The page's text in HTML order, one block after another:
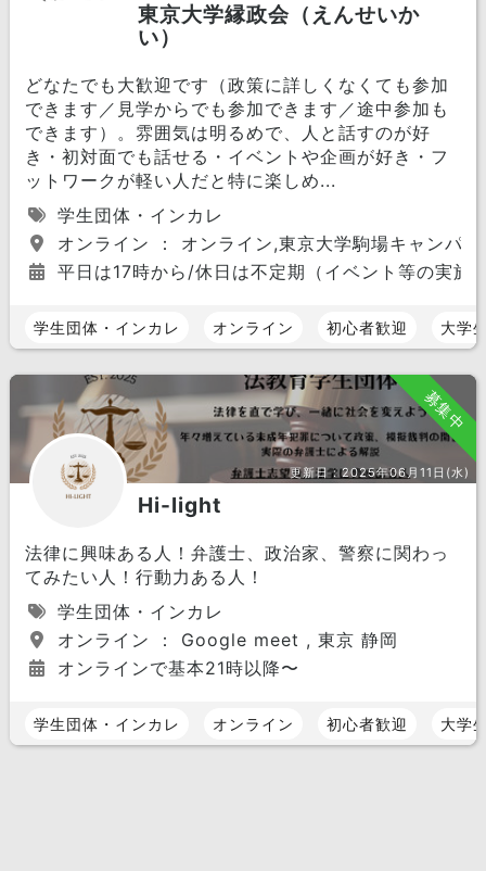
東京大学縁政会（えんせいか
い）
どなたでも大歓迎です（政策に詳しくなくても参加
できます／見学からでも参加できます／途中参加も
できます）。雰囲気は明るめで、人と話すのが好
き・初対面でも話せる・イベントや企画が好き・フ
ットワークが軽い人だと特に楽しめ...
学生団体・インカレ
オンライン ： オンライン,東京大学駒場キャンパ
平日は17時から/休日は不定期（イベント等の実施
学生団体・インカレ オンライン 初心者歓迎 大学
募集中
更新日：2025年06月11日(水)
Hi-light
法律に興味ある人！弁護士、政治家、警察に関わっ
てみたい人！行動力ある人！
学生団体・インカレ
オンライン ： Google meet , 東京 静岡
オンラインで基本21時以降〜
学生団体・インカレ オンライン 初心者歓迎 大学